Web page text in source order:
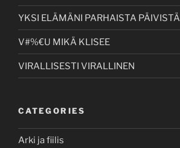
YKSI ELÄMÄNI PARHAISTA PÄIVISTÄ
V#%€U MIKÄ KLISEE
VIRALLISESTI VIRALLINEN
CATEGORIES
Arki ja fiilis